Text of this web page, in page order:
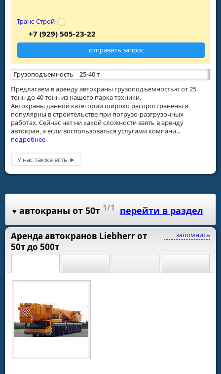
Грузоподъемность
25-40 т
Предлагаем в аренду автокраны грузоподъемностью от 25
тонн до 40 тонн из нашего парка техники.
Автокраны данной категории широко распространены и
популярны в строительстве при погрузо-разгрузочных
работах. Сейчас нет ни какой сложности взять в аренду
автокран, а если воспользоваться услугами компани...
подробнее
Транс-Строй
+7 (929) 505-23-22
отправить запрос
автокраны от 50т 1/1 перейти в раздел
запомнить
Аренда автокранов Liebherr от
50т до 500т